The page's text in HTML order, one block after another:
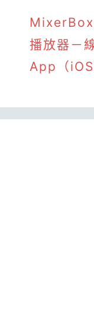
MixerBox
播放器－
App（